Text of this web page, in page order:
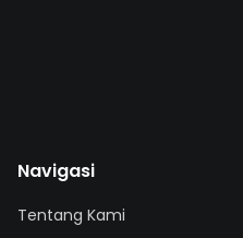
Navigasi
Tentang Kami